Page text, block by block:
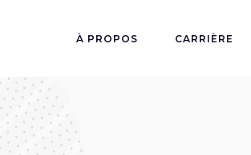
À PROPOS CARRIÈRE